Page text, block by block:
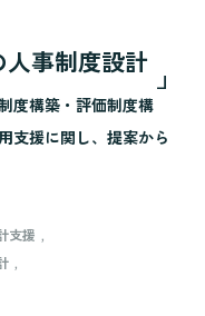
事制度設計
度構築・評価制度構
支援に関し、提案から
支援